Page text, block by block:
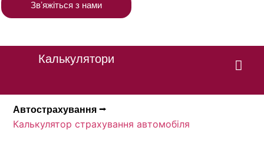
Звʼяжіться з нами
Калькулятори
Автострахування ⭢
Калькулятор страхування автомобіля